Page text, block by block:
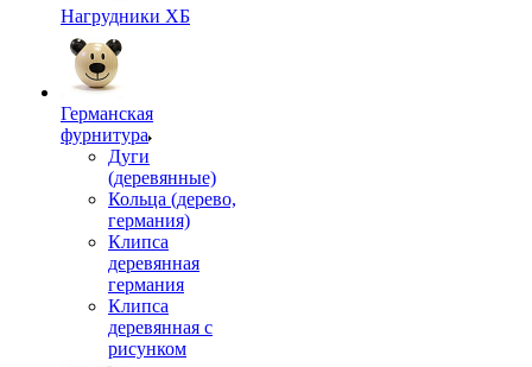
Нагрудники ХБ
Германская
фурнитура
Дуги
(деревянные)
Кольца (дерево,
германия)
Клипса
деревянная
германия
Клипса
деревянная с
рисунком